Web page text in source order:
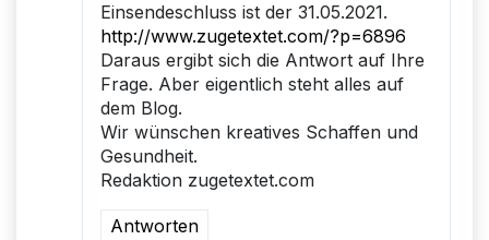
Einsendeschluss ist der 31.05.2021.
http://www.zugetextet.com/?p=6896
Daraus ergibt sich die Antwort auf Ihre
Frage. Aber eigentlich steht alles auf
dem Blog.
Wir wünschen kreatives Schaffen und
Gesundheit.
Redaktion zugetextet.com
Antworten